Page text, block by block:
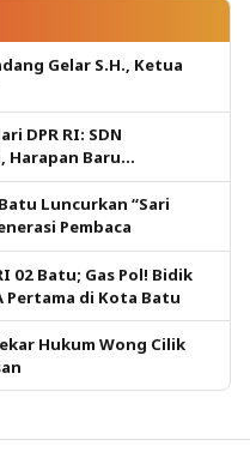
Gelar S.H., Ketua
DPR RI: SDN
Harapan Baru
Luncurkan “Sari
Pembaca
02 Batu; Gas Pol! Bidik
Pertama di Kota Batu
Hukum Wong Cilik